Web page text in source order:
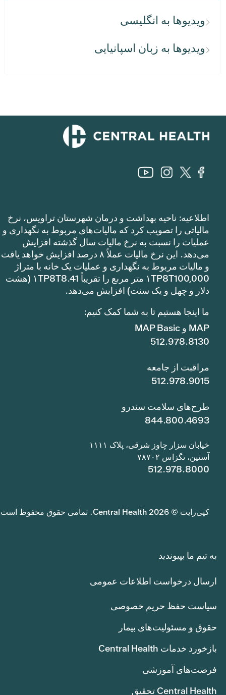
ویدیوها به انگلیسی
ویدیوها به زبان اسپانیایی
اطلاعیه: ناحیه بهداشت و درمان شهرستان تراویس، نرخ
مالیاتی را تصویب کرد که مالیات‌های مربوط به نگهداری و
عملیات را نسبت به نرخ مالیات سال گذشته افزایش
می‌دهد. این نرخ مالیات عملاً ۸ درصد افزایش خواهد یافت
و مالیات مربوط به نگهداری و عملیات یک خانه با متراژ
۱TP8T100,000 متر مربع را تقریباً ۱TP8T8.41 (هشت
دلار و چهل و یک سنت) افزایش می‌دهد.
ما اینجا هستیم تا به شما کمک کنیم:
MAP و MAP Basic
512.978.8130
مراقبت از جامعه
512.978.9015
طرح‌های سلامت سندرو
844.800.4693
خیابان سزار چاوز شرقی، پلاک ۱۱۱۱
آستین، تگزاس ۷۸۷۰۲
512.978.8000
کپی‌رایت © 2026 Central Health. تمامی حقوق محفوظ است.
به تیم ما بپیوندید
ارسال درخواست اطلاعات عمومی
سیاست حفظ حریم خصوصی
حقوق و مسئولیت‌های بیمار
بازخورد خدمات Central Health
فرصت‌های آموزشی
Central Health تحقیق